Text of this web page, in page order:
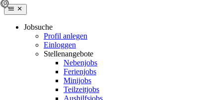
Jobsuche
Profil anlegen
Einloggen
Stellenangebote
Nebenjobs
Ferienjobs
Minijobs
Teilzeitjobs
Aushilfsjobs